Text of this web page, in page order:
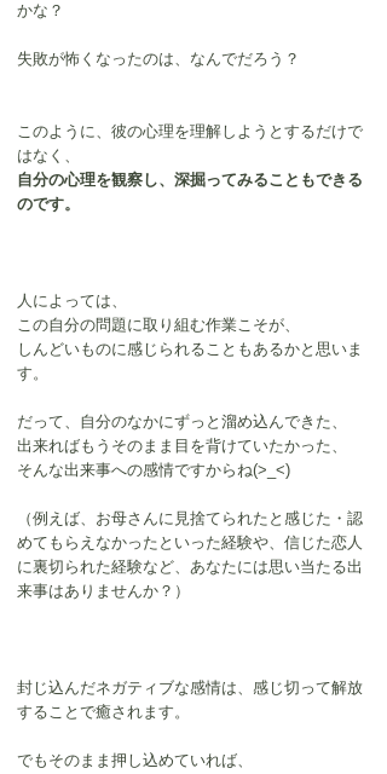
かな？
失敗が怖くなったのは、なんでだろう？
このように、彼の心理を理解しようとするだけで
はなく、
自分の心理を観察し、深掘ってみることもできる
のです。
人によっては、
この自分の問題に取り組む作業こそが、
しんどいものに感じられることもあるかと思いま
す。
だって、自分のなかにずっと溜め込んできた、
出来ればもうそのまま目を背けていたかった、
そんな出来事への感情ですからね(>_<)
（例えば、お母さんに見捨てられたと感じた・認
めてもらえなかったといった経験や、信じた恋人
に裏切られた経験など、あなたには思い当たる出
来事はありませんか？）
封じ込んだネガティブな感情は、感じ切って解放
することで癒されます。
でもそのまま押し込めていれば、